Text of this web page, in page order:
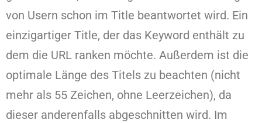
von Usern schon im Title beantwortet wird. Ein
einzigartiger Title, der das Keyword enthält zu
dem die URL ranken möchte. Außerdem ist die
optimale Länge des Titels zu beachten (nicht
mehr als 55 Zeichen, ohne Leerzeichen), da
dieser anderenfalls abgeschnitten wird. Im